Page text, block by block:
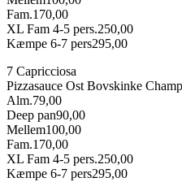
Fam.170,00
XL Fam 4-5 pers.250,00
Kæmpe 6-7 pers295,00
7 Capricciosa
Pizzasauce OstBovskinke
Alm.79,00
Deep pan90,00
Mellem100,00
Fam.170,00
XL Fam 4-5 pers.250,00
Kæmpe 6-7 pers295,00